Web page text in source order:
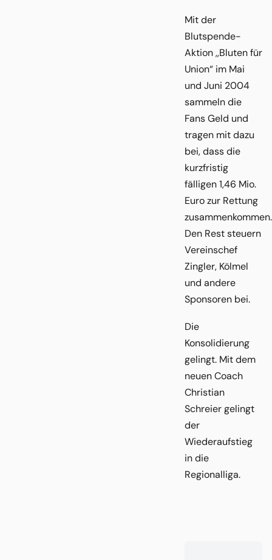
Mit der
Blutspende-
Aktion ,,Bluten für
Union“ im Mai
und Juni 2004
sammeln die
Fans Geld und
tragen mit dazu
bei, dass die
kurzfristig
fälligen 1,46 Mio.
Euro zur Rettung
zusammenkommen.
Den Rest steuern
Vereinschef
Zingler, Kölmel
und andere
Sponsoren bei.
Die
Konsolidierung
gelingt. Mit dem
neuen Coach
Christian
Schreier gelingt
der
Wiederaufstieg
in die
Regionalliga.